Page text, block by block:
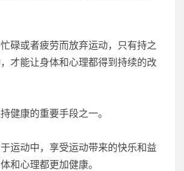
碌或者疲劳而放弃运动，只有持之
才能让身体和心理都得到持续的改
健康的重要手段之一。
运动中，享受运动带来的快乐和益
和心理都更加健康。